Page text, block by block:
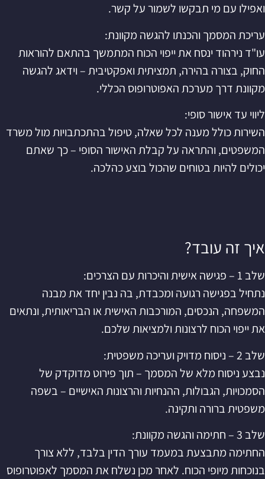
ואפילו עם מי תבקשו לשמור על קשר.
עריכת המסמך והכנתו להגשה מקוונת:
עו"ד נירהוד ינסח את ייפוי הכוח המתמשך בהתאם להוראות
החוק, בצורה בהירה, תמציתית ואפקטיבית – וידאג להגשה
מקוונת דרך מערכת האפוטרופוס הכללי.
ליווי עד אישור סופי:
השירות כולל מענה לכל שאלה, טיפול בהתכתבויות מול משרד
המשפטים, והתראה על קבלת האישור הסופי – כך שאתם
יכולים להיות בטוחים שהכול בוצע כהלכה.
איך זה עובד?
שלב 1 – פגישה אישית והיכרות עם הצרכים:
נתחיל בפגישה רגועה ומכבדת, בה נבין יחד את מבנה
המשפחה, הנכסים, המורכבות האישית או הבריאותית, ונתאים
את ייפוי הכוח לרצונות ולמציאות שלכם.
שלב 2 – ניסוח מדויק ועריכה משפטית:
נבצע ניסוח מלא של המסמך – תוך פירוט מדוקדק של
הסמכויות, הגבולות, ההנחיות והרצונות האישיים – בשפה
משפטית ברורה ותקינה.
שלב 3 – חתימה והגשה מקוונת:
החתימה מתבצעת במעמד עורך הדין בלבד, ללא צורך
בנוכחות מיופי הכוח. לאחר מכן נשלח את המסמך לאפוטרופוס